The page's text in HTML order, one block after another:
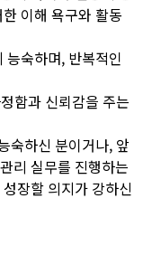
이해 욕구와 활동
능숙하며, 반복적인
함과 신뢰감을 주는
숙하신 분이거나, 앞
리 실무를 진행하는
장할 의지가 강하신